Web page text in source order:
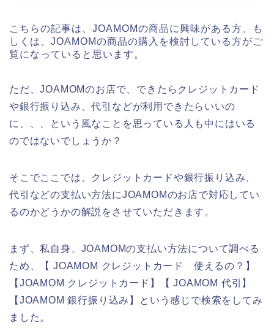
こちらの記事は、JOAMOMの商品に興味がある方、も
しくは、JOAMOMの商品の購入を検討している方がご
覧になっていると思います。
ただ、JOAMOMのお店で、できたらクレジットカード
や銀行振り込み、代引などが利用できたらいいの
に、、、という風なことを思っている人も中にはいる
のではないでしょうか？
そこでここでは、クレジットカードや銀行振り込み、
代引などの支払い方法にJOAMOMのお店で対応してい
るのかどうかの解説をさせていただきます。
まず、私自身、JOAMOMの支払い方法について調べる
ため、【 JOAMOM クレジットカード 使えるの？】
【JOAMOM クレジットカード】【 JOAMOM 代引】
【JOAMOM 銀行振り込み】という感じで検索をしてみ
ました。